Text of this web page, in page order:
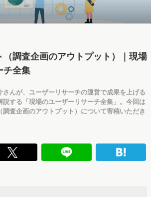
（調査企画のアウトプット）｜現場
チ全集
さんが、ユーザーリサーチの運営で成果を上げる
説する「現場のユーザーリサーチ全集」。今回は
調査企画のアウトプット）について寄稿いただき